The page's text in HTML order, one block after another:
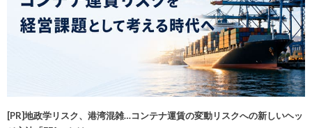
[PR]地政学リスク、港湾混雑…コンテナ運賃の変動リスクへの新しいヘッ